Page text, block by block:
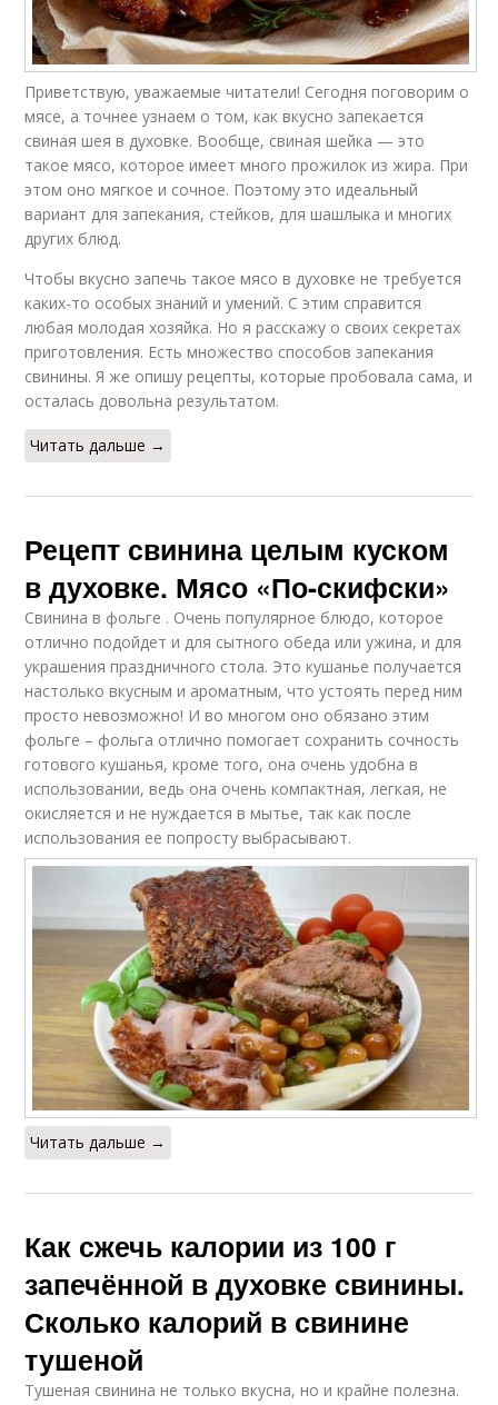
Приветствую, уважаемые читатели! Сегодня поговорим о
мясе, а точнее узнаем о том, как вкусно запекается
свиная шея в духовке. Вообще, свиная шейка — это
такое мясо, которое имеет много прожилок из жира. При
этом оно мягкое и сочное. Поэтому это идеальный
вариант для запекания, стейков, для шашлыка и многих
других блюд.
Чтобы вкусно запечь такое мясо в духовке не требуется
каких-то особых знаний и умений. С этим справится
любая молодая хозяйка. Но я расскажу о своих секретах
приготовления. Есть множество способов запекания
свинины. Я же опишу рецепты, которые пробовала сама, и
осталась довольна результатом.
Читать дальше →
Рецепт свинина целым куском
в духовке. Мясо «По-скифски»
Свинина в фольге . Очень популярное блюдо, которое
отлично подойдет и для сытного обеда или ужина, и для
украшения праздничного стола. Это кушанье получается
настолько вкусным и ароматным, что устоять перед ним
просто невозможно! И во многом оно обязано этим
фольге – фольга отлично помогает сохранить сочность
готового кушанья, кроме того, она очень удобна в
использовании, ведь она очень компактная, легкая, не
окисляется и не нуждается в мытье, так как после
использования ее попросту выбрасывают.
Читать дальше →
Как сжечь калории из 100 г
запечённой в духовке свинины.
Сколько калорий в свинине
тушеной
Тушеная свинина не только вкусна, но и крайне полезна.